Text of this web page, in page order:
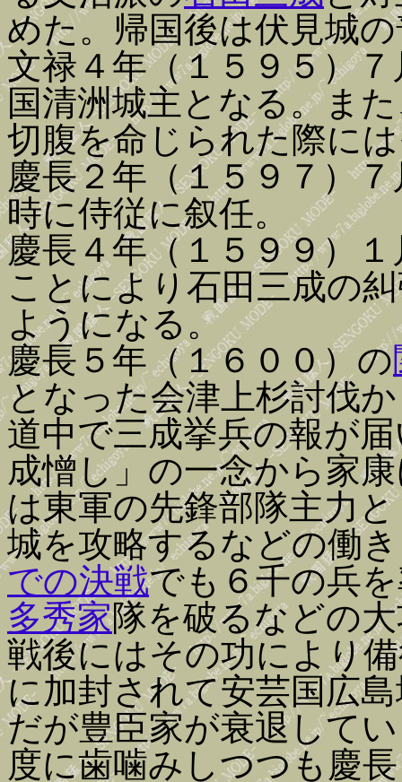
めた。帰国後は伏見城
文禄４年（１５９５）
国清洲城主となる。ま
切腹を命じられた際に
慶長２年（１５９７）
時に侍従に叙任。
慶長４年（１５９９）１
ことにより石田三成の
ようになる。
慶長５年（１６００）の
となった会津上杉討伐
道中で三成挙兵の報が
成憎し」の一念から家
は東軍の先鋒部隊主力
城を攻略するなどの働
での決戦でも６千の兵
多秀家隊を破るなどの
戦後にはその功により
に加封されて安芸国広
だが豊臣家が衰退して
度に歯噛みしつつも慶